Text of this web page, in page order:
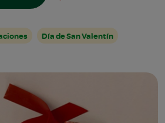
Día de San Valentín